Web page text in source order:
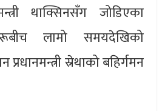
थाक्सिनसँग जोडिएका
लामो समयदेखिको
प्रधानमन्त्री स्रेथाको बहिर्गमन